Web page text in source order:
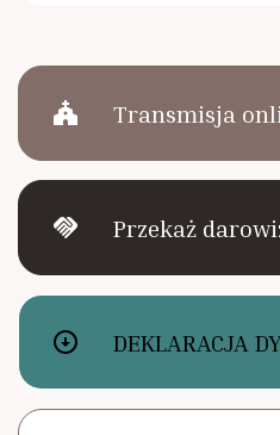
church Transmisja
handshake Przekaż
arrow_circle_down DEKLARACJA